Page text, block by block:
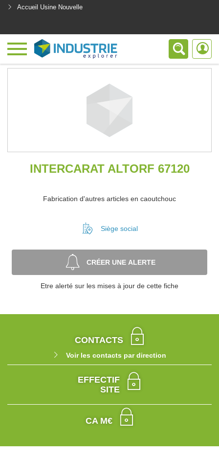
Accueil Usine Nouvelle
INTERCARAT ALTORF 67120
Fabrication d'autres articles en caoutchouc
Siège social
CRÉER UNE ALERTE
Etre alerté sur les mises à jour de cette fiche
CONTACTS
Voir les contacts par direction
EFFECTIF
SITE
CA M€